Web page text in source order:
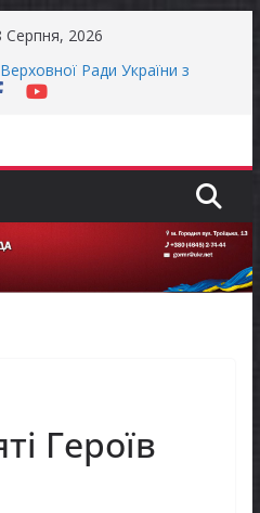
Серпня, 2026
Ради України з
опитування щодо
за товари, придбані
бізнесу
Героїв